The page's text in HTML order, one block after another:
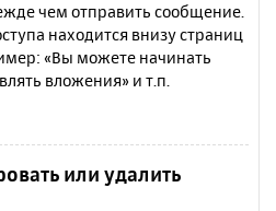
чем отправить сообщение.
находится внизу страниц
«Вы можете начинать
вложения» и т.п.
или удалить